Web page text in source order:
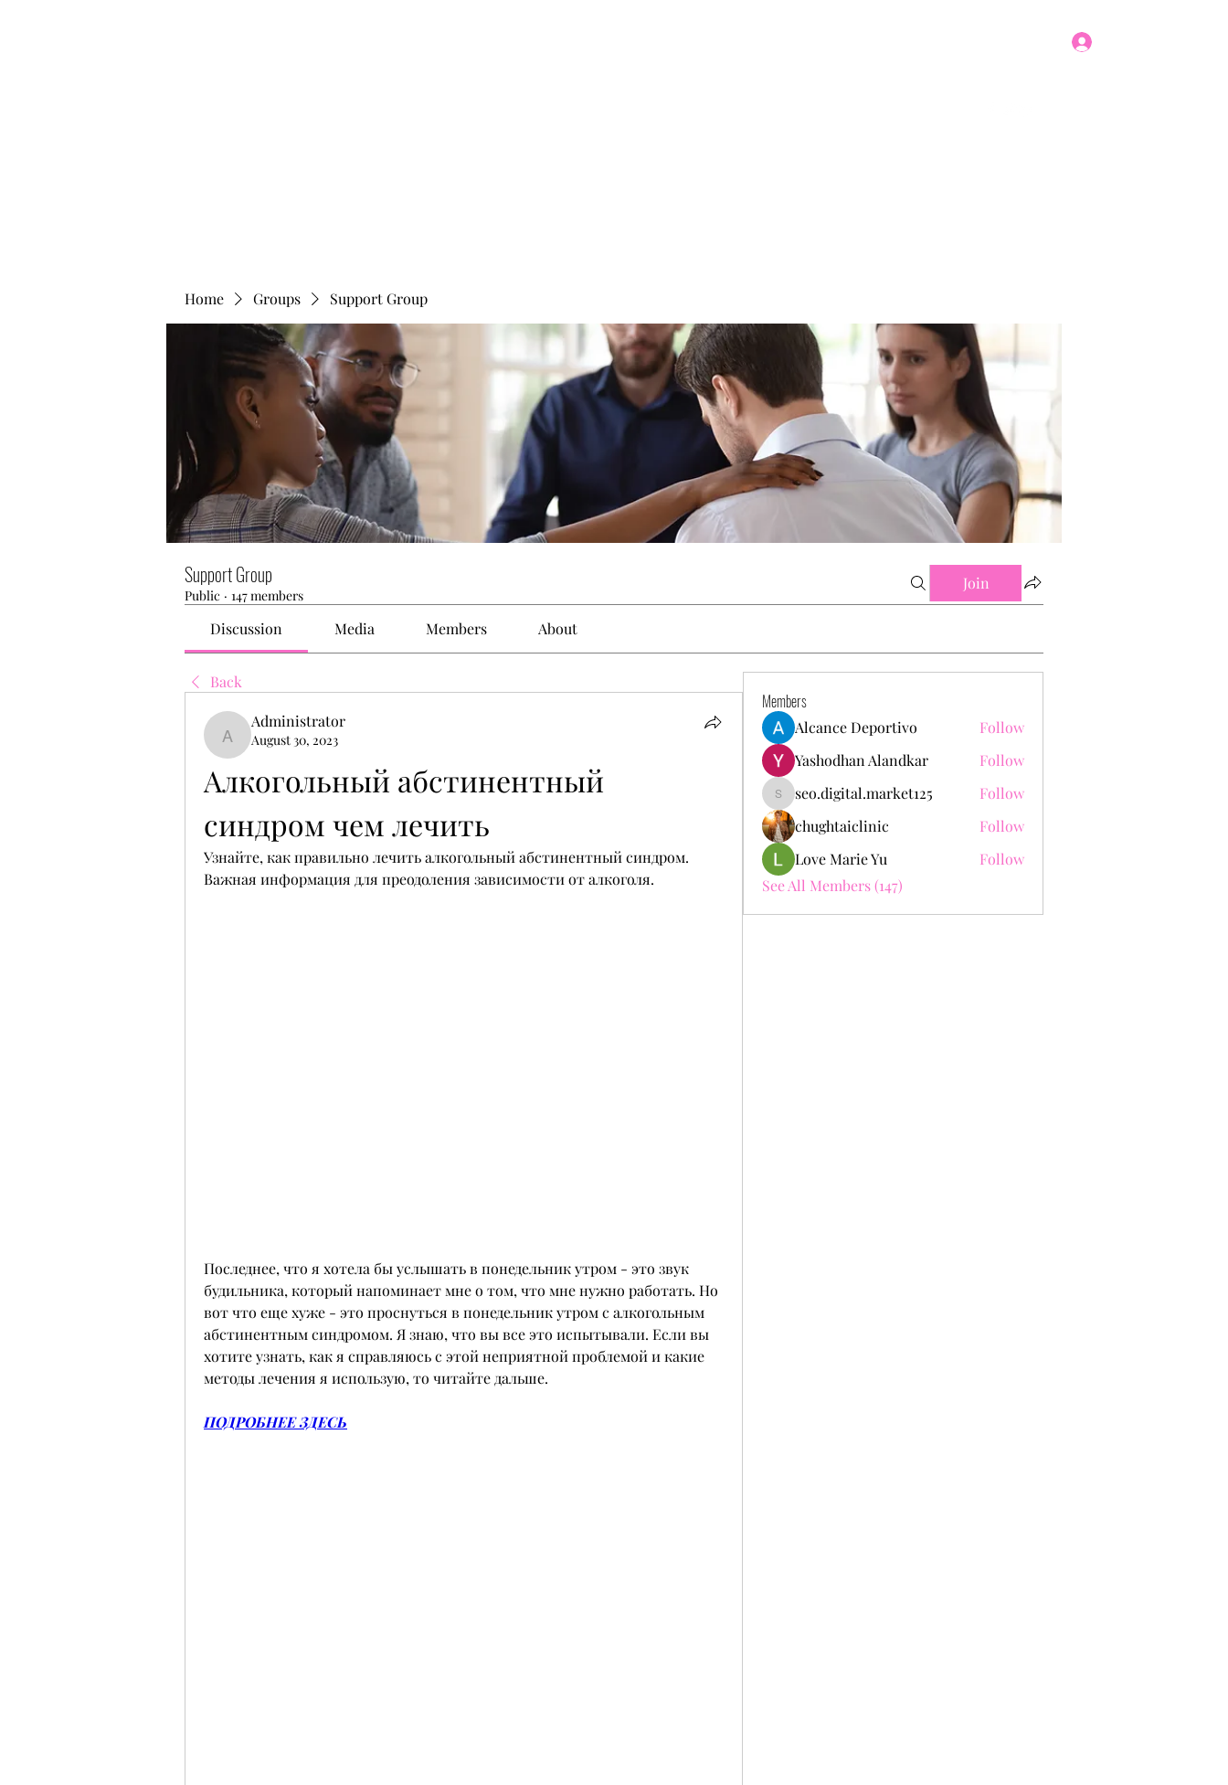
Home Groups Support Group
Support Group
Public · 147 members
Join
Discussion Media Members About
Back
Administrator
Administrator
August 30, 2023
Алкогольный абстинентный
синдром чем лечить
Узнайте, как правильно лечить алкогольный абстинентный синдром.
Важная информация для преодоления зависимости от алкоголя.
Последнее, что я хотела бы услышать в понедельник утром - это звук
будильника, который напоминает мне о том, что мне нужно работать. Но
вот что еще хуже - это проснуться в понедельник утром с алкогольным
абстинентным синдромом. Я знаю, что вы все это испытывали. Если вы
хотите узнать, как я справляюсь с этой неприятной проблемой и какие
методы лечения я использую, то читайте дальше.
ПОДРОБНЕЕ ЗДЕСЬ
Members
Alcance Deportivo
Follow
Yashodhan Alandkar
Follow
seo.digital.market125
seo.digital.market125
Follow
chughtaiclinic
Follow
Love Marie Yu
Follow
See All Members (147)